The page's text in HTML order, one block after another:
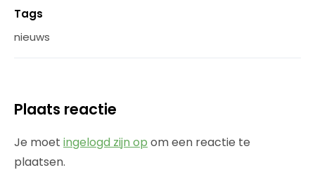
Tags
nieuws
Plaats reactie
Je moet ingelogd zijn op om een reactie te
plaatsen.